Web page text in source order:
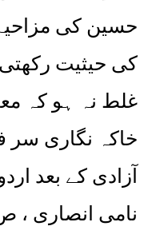
حسین کی
کی حیثیت رکھتی
غلط نہ ہو کہ
خاکہ نگاری سر
آزادی کے بعد
نامی انصاری ، ص